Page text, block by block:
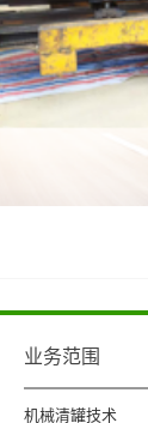
业务范围
机械清罐技术